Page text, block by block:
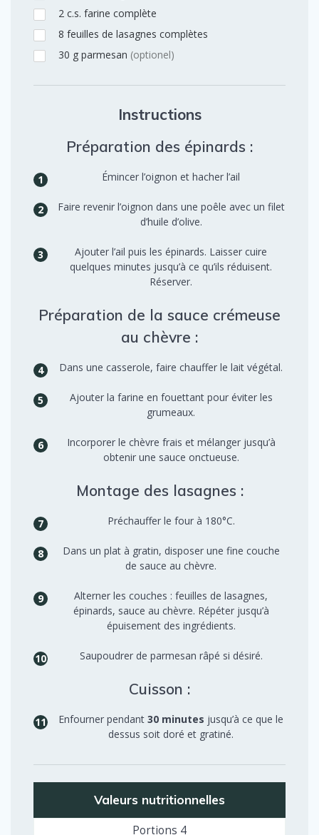
2 c.s. farine complète
8 feuilles de lasagnes complètes
30 g parmesan (optionel)
Instructions
Préparation des épinards :
Émincer l’oignon et hacher l’ail
Faire revenir l’oignon dans une poêle avec un filet
d’huile d’olive.
Ajouter l’ail puis les épinards. Laisser cuire
quelques minutes jusqu’à ce qu’ils réduisent.
Réserver.
Préparation de la sauce crémeuse
au chèvre :
Dans une casserole, faire chauffer le lait végétal.
Ajouter la farine en fouettant pour éviter les
grumeaux.
Incorporer le chèvre frais et mélanger jusqu’à
obtenir une sauce onctueuse.
Montage des lasagnes :
Préchauffer le four à 180°C.
Dans un plat à gratin, disposer une fine couche
de sauce au chèvre.
Alterner les couches : feuilles de lasagnes,
épinards, sauce au chèvre. Répéter jusqu’à
épuisement des ingrédients.
Saupoudrer de parmesan râpé si désiré.
Cuisson :
Enfourner pendant 30 minutes jusqu’à ce que le
dessus soit doré et gratiné.
Valeurs nutritionnelles
Portions 4